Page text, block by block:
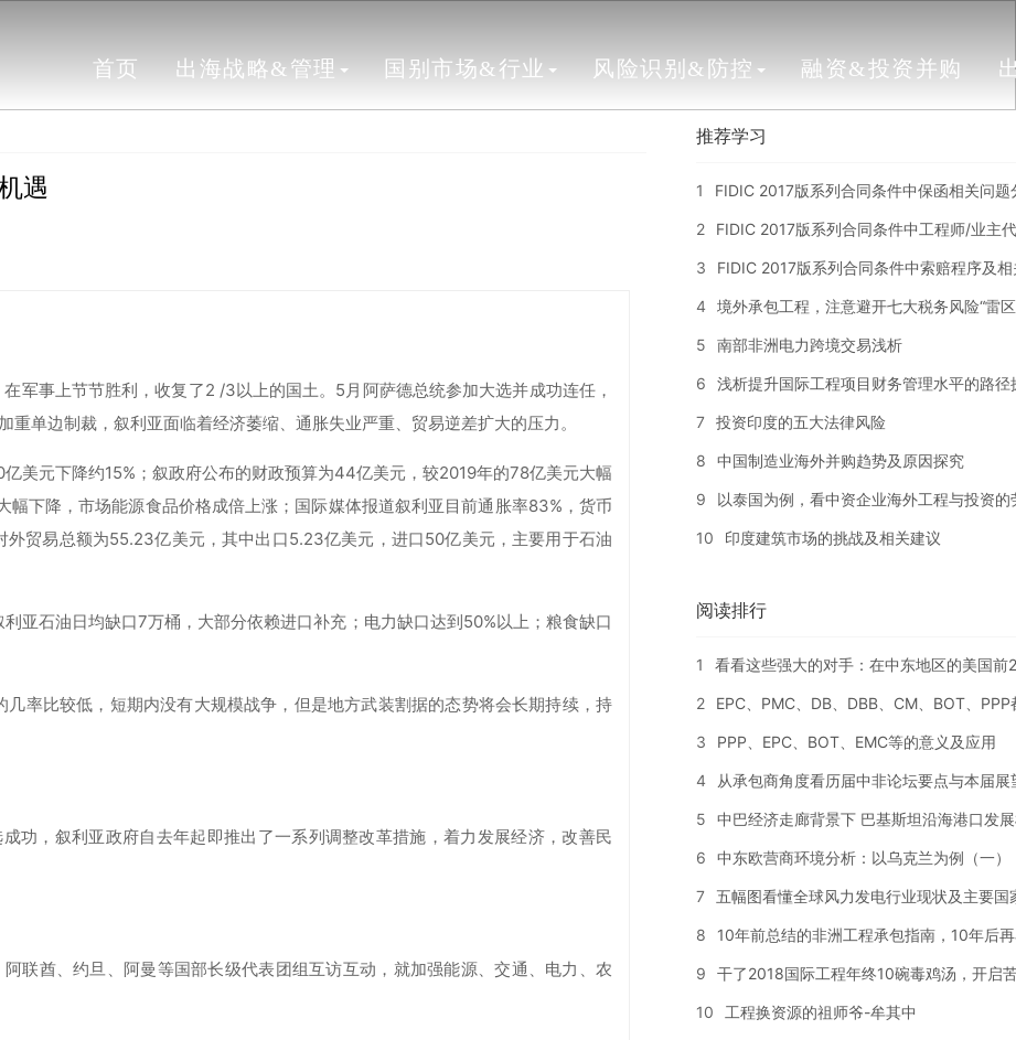
首页 出海战略&管理 国别市场&行业 风险识别&防控 融资&投资并购
遇
军事上节节胜利，收复了2 /3以上的国土。5月阿萨德总统参加大选并成功连任，
单边制裁，叙利亚面临着经济萎缩、通胀失业严重、贸易逆差扩大的压力。
美元下降约15%；叙政府公布的财政预算为44亿美元，较2019年的78亿美元大幅
下降，市场能源食品价格成倍上涨；国际媒体报道叙利亚目前通胀率83%，货币
贸易总额为55.23亿美元，其中出口5.23亿美元，进口50亿美元，主要用于石油
亚石油日均缺口7万桶，大部分依赖进口补充；电力缺口达到50%以上；粮食缺口
率比较低，短期内没有大规模战争，但是地方武装割据的态势将会长期持续，持
功，叙利亚政府自去年起即推出了一系列调整改革措施，着力发展经济，改善民
联酋、约旦、阿曼等国部长级代表团组互访互动，就加强能源、交通、电力、农
推荐学习
1 FIDIC 2017版系列合同条件中保函相关问题
2 FIDIC 2017版系列合同条件中工程师/业主
3 FIDIC 2017版系列合同条件中索赔程序及
4 境外承包工程，注意避开七大税务风险“雷区
5 南部非洲电力跨境交易浅析
6 浅析提升国际工程项目财务管理水平的路径
7 投资印度的五大法律风险
8 中国制造业海外并购趋势及原因探究
9 以泰国为例，看中资企业海外工程与投资
10 印度建筑市场的挑战及相关建议
阅读排行
1 看看这些强大的对手：在中东地区的美国前
2 EPC、PMC、DB、DBB、CM、BOT、PPP
3 PPP、EPC、BOT、EMC等的意义及应用
4 从承包商角度看历届中非论坛要点与本届展
5 中巴经济走廊背景下 巴基斯坦沿海港口发
6 中东欧营商环境分析：以乌克兰为例（一）
7 五幅图看懂全球风力发电行业现状及主要国
8 10年前总结的非洲工程承包指南，10年后
9 干了2018国际工程年终10碗毒鸡汤，开启
10 工程换资源的祖师爷-牟其中